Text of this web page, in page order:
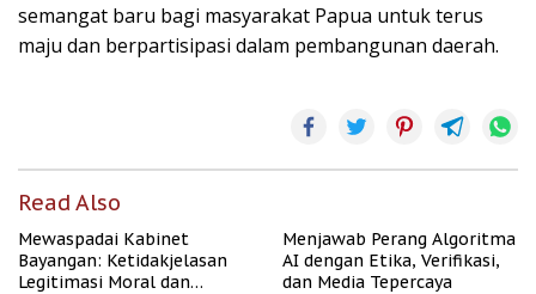
semangat baru bagi masyarakat Papua untuk terus
maju dan berpartisipasi dalam pembangunan daerah.
Read Also
Mewaspadai Kabinet
Bayangan: Ketidakjelasan
Legitimasi Moral dan
Menjawab Perang Algoritma
AI dengan Etika, Verifikasi,
dan Media Tepercaya